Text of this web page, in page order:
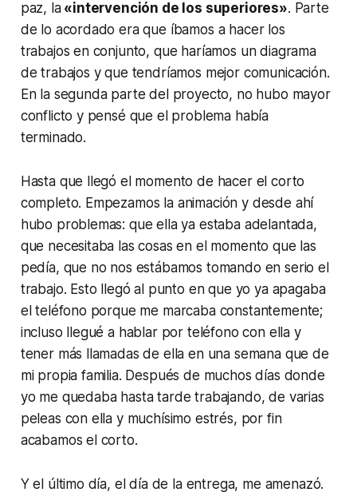
paz, la«intervención de los superiores». Parte
de lo acordado era que íbamos a hacer los
trabajos en conjunto, que haríamos un diagrama
de trabajos y que tendríamos mejor comunicación.
En la segunda parte del proyecto, no hubo mayor
conflicto y pensé que el problema había
terminado.
Hasta que llegó el momento de hacer el corto
completo. Empezamos la animación y desde ahí
hubo problemas: que ella ya estaba adelantada,
que necesitaba las cosas en el momento que las
pedía, que no nos estábamos tomando en serio el
trabajo. Esto llegó al punto en que yo ya apagaba
el teléfono porque me marcaba constantemente;
incluso llegué a hablar por teléfono con ella y
tener más llamadas de ella en una semana que de
mi propia familia. Después de muchos días donde
yo me quedaba hasta tarde trabajando, de varias
peleas con ella y muchísimo estrés, por fin
acabamos el corto.
Y el último día, el día de la entrega, me amenazó.